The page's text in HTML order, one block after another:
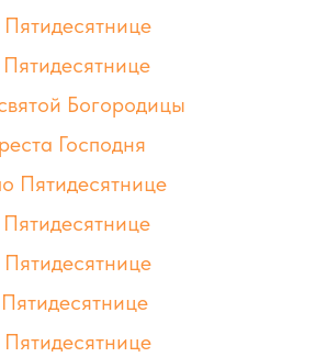
Богородицы
Господня
Пятидесятнице